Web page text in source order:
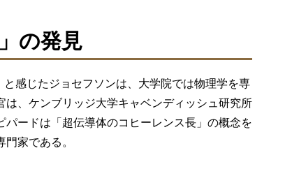
の発見
感じたジョセフソンは、大学院では物理学を専
、ケンブリッジ大学キャベンディッシュ研究所
ードは「超伝導体のコヒーレンス長」の概念を
家である。